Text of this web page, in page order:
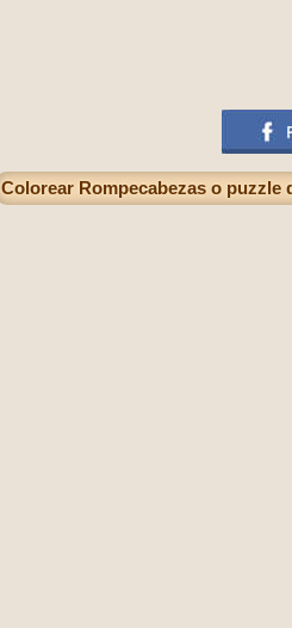
Colorear Rompecabezas o puzzle